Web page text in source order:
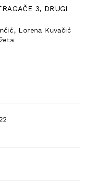
3, DRUGI
Lorena Kuvačić